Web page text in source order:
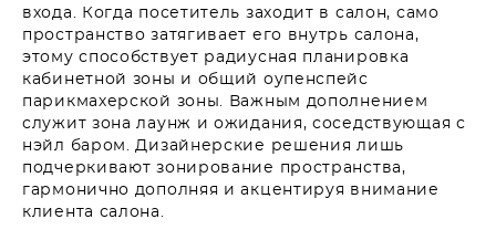
входа. Когда посетитель заходит в салон, само
пространство затягивает его внутрь салона,
этому способствует радиусная планировка
кабинетной зоны и общий оупенспейс
парикмахерской зоны. Важным дополнением
служит зона лаунж и ожидания, соседствующая с
нэйл баром. Дизайнерские решения лишь
подчеркивают зонирование пространства,
гармонично дополняя и акцентируя внимание
клиента салона.